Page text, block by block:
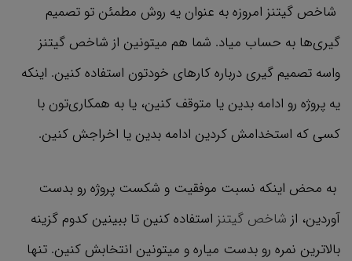
شاخص گیتنز امروزه به عنوان یه روش مطمئن تو تصمیم
گیری‌ها به حساب میاد. شما هم میتونین از شاخص گیتنز
واسه تصمیم گیری درباره کارهای خودتون استفاده کنین. اینکه
یه پروژه رو ادامه بدین یا متوقف کنین، یا به همکاری‌تون با
کسی که استخدامش کردین ادامه بدین یا اخراجش کنین.
به محض اینکه نسبت موفقیت و شکست پروژه رو بدست
آوردین، از شاخص گیتنز استفاده کنین تا ببینین کدوم گزینه
بالاترین نمره رو بدست میاره و میتونین انتخابش کنین. تنها